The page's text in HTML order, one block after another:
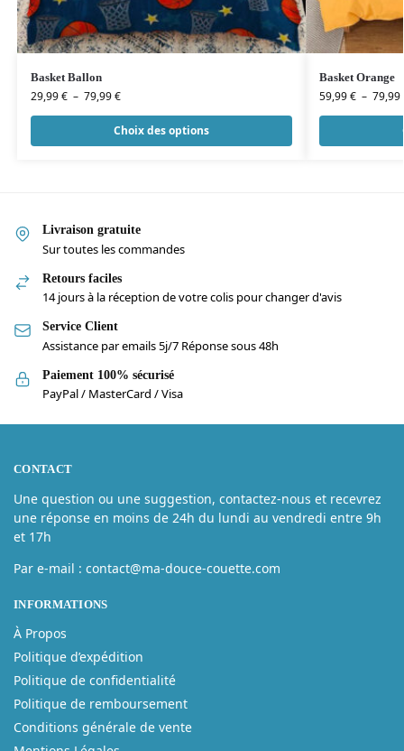
Basket Ballon
29,99€ – 79,99€
Choix des options
Basket Orange
59,99€ – 79,99
Livraison gratuite
Sur toutes les commandes
Retours faciles
14 jours à la réception de votre colis pour changer d'avis
Service Client
Assistance par emails 5j/7 Réponse sous 48h
Paiement 100% sécurisé
PayPal / MasterCard / Visa
CONTACT
Une question ou une suggestion, contactez-nous et recevrez
une réponse en moins de 24h du lundi au vendredi entre 9h
et 17h
Par e-mail : contact@ma-douce-couette.com
INFORMATIONS
À Propos
Politique d’expédition
Politique de confidentialité
Politique de remboursement
Conditions générale de vente